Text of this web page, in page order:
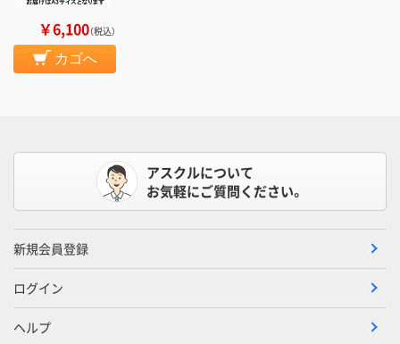
￥6,100（税込）
カゴへ
アスクルについて
お気軽にご質問ください。
新規会員登録
ログイン
ヘルプ